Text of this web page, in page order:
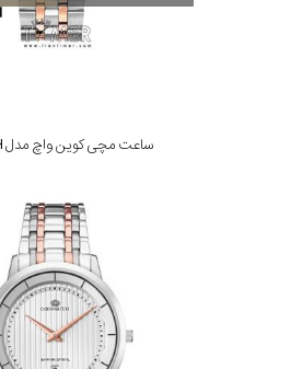
ساعت مچی کوین واچ مدل C172RWH